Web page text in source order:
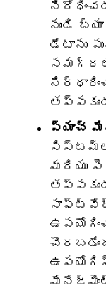
నుండి
డేటాను
ప్యాచ్
మరియు